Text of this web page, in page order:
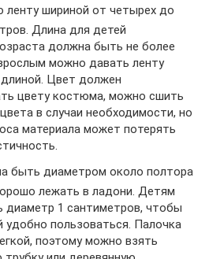
ленту шириной от четырех до
Длина для детей
должна быть не более
можно давать ленту
Цвет должен
цвету костюма, можно сшить
в случаи необходимости, но
материала может потерять
быть диаметром около полтора
лежать в ладони. Детям
1 сантиметров, чтобы
удобно пользоваться. Палочка
поэтому можно взять